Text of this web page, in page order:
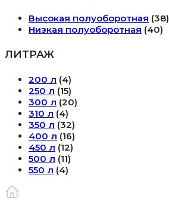
Высокая полуоборотная (38)
Низкая полуоборотная (40)
ЛИТРАЖ
200 л (4)
250 л (15)
300 л (20)
310 л (4)
350 л (32)
400 л (16)
450 л (12)
500 л (11)
550 л (4)